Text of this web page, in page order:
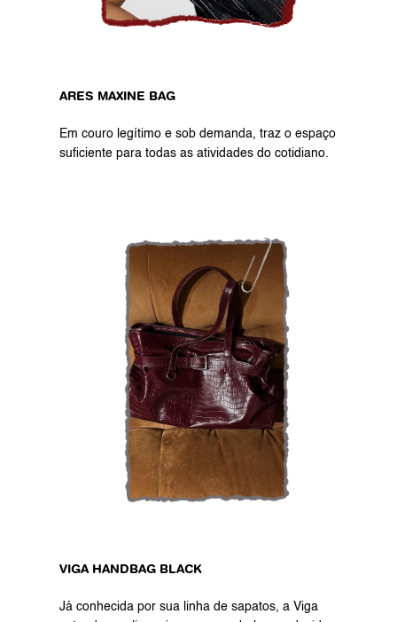
ARES MAXINE BAG
Em couro legítimo e sob demanda, traz o espaço
suficiente para todas as atividades do cotidiano.
VIGA HANDBAG BLACK
Já conhecida por sua linha de sapatos, a Viga